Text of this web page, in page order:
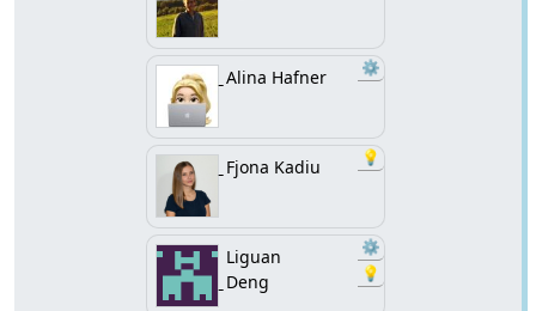
Alina Hafner ⚙️
Fjona Kadiu 💡
Liguan
Deng
⚙️
💡